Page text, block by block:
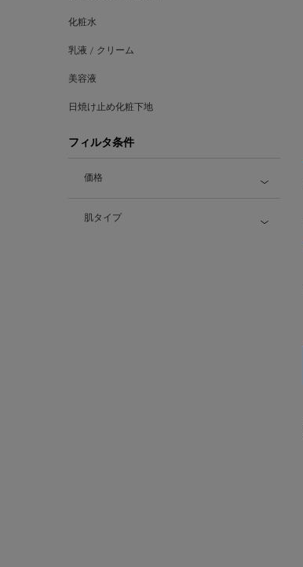
化粧水
乳液 / クリーム
美容液
日焼け止め化粧下地
フィルタ条件
価格
肌タイプ